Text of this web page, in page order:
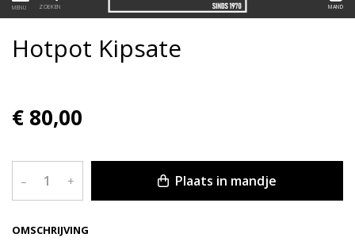
MENU ZOEKEN MAND
OMSCHRIJVING
Hotpot Kipsate
€ 80,00
– + Plaats in mandje